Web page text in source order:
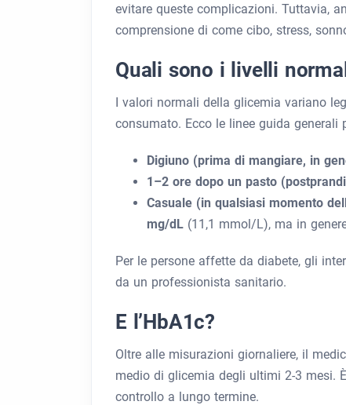
evitare queste complicazioni. Tuttavia,
comprensione di come cibo, stress,
Quali sono i livelli
I valori normali della glicemia variano
consumato. Ecco le linee guida generali
Digiuno (prima di mangiare, in
1–2 ore dopo un pasto
Casuale (in qualsiasi momento
mg/dL (11,1 mmol/L), ma in
Per le persone affette da diabete, gli
da un professionista sanitario.
E l’HbA1c?
Oltre alle misurazioni giornaliere, il
medio di glicemia degli ultimi 2-3 mesi.
controllo a lungo termine.